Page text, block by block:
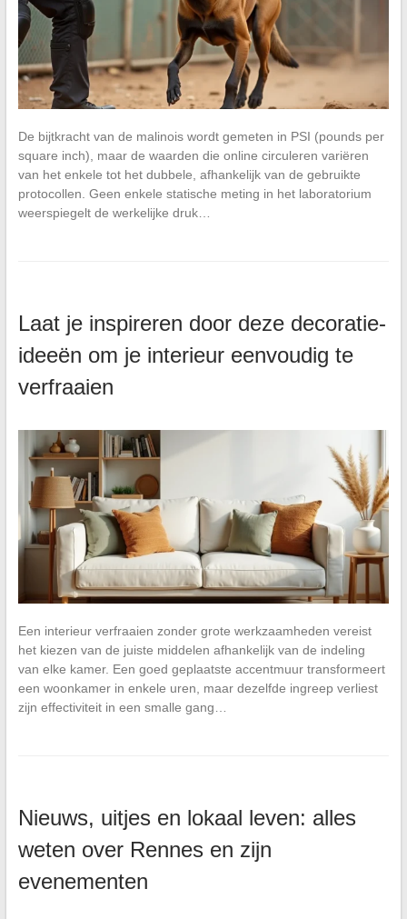
De bijtkracht van de malinois wordt gemeten in PSI (pounds per
square inch), maar de waarden die online circuleren variëren
van het enkele tot het dubbele, afhankelijk van de gebruikte
protocollen. Geen enkele statische meting in het laboratorium
weerspiegelt de werkelijke druk…
Laat je inspireren door deze decoratie-
ideeën om je interieur eenvoudig te
verfraaien
Een interieur verfraaien zonder grote werkzaamheden vereist
het kiezen van de juiste middelen afhankelijk van de indeling
van elke kamer. Een goed geplaatste accentmuur transformeert
een woonkamer in enkele uren, maar dezelfde ingreep verliest
zijn effectiviteit in een smalle gang…
Nieuws, uitjes en lokaal leven: alles
weten over Rennes en zijn
evenementen